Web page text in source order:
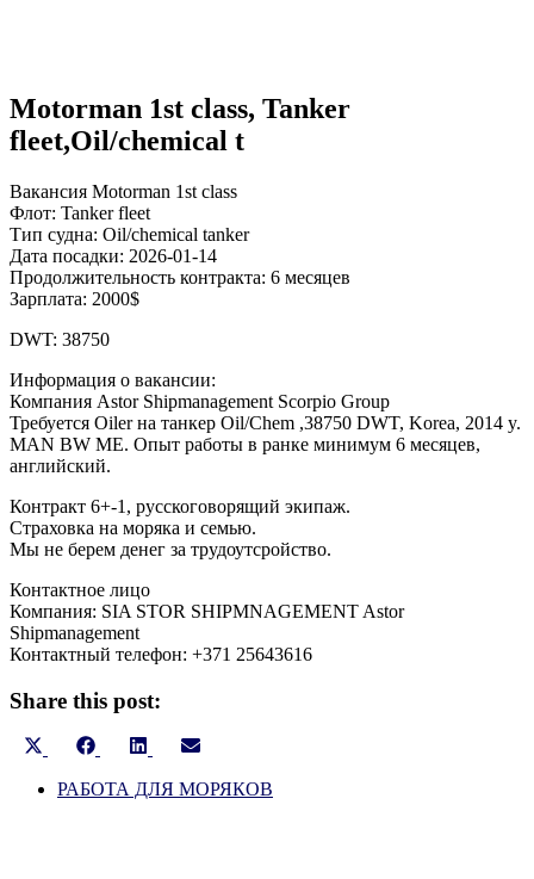
Motorman 1st class, Tanker
fleet,Oil/chemical t
Вакансия Motorman 1st class
Флот: Tanker fleet
Тип судна: Oil/chemical tanker
Дата посадки: 2026-01-14
Продолжительность контракта: 6 месяцев
Зарплата: 2000$
DWT: 38750
Информация о вакансии:
Компания Astor Shipmanagement Scorpio Group
Требуется Oiler на танкер Oil/Chem ,38750 DWT, Korea, 2014 y.
MAN BW ME. Опыт работы в ранке минимум 6 месяцев,
английский.
Контракт 6+-1, русскоговорящий экипаж.
Страховка на моряка и семью.
Мы не берем денег за трудоутсройство.
Контактное лицо
Компания: SIA STOR SHIPMNAGEMENT Astor
Shipmanagement
Контактный телефон: +371 25643616
Share this post:
Share
X
Share
Facebook
Share
LinkedInEmail
РАБОТА ДЛЯ МОРЯКОВ